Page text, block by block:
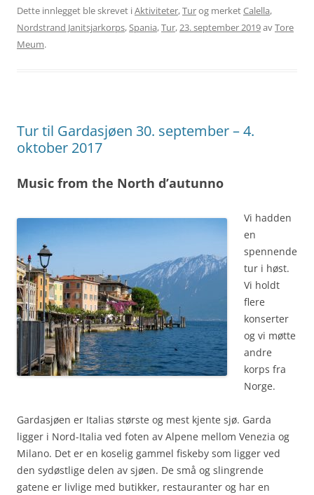
Dette innlegget ble skrevet iAktiviteter,Turog merketCalella,
Nordstrand Janitsjarkorps,Spania,Tur,23. september 2019avTore
Meum.
Tur til Gardasjøen 30. september – 4.
oktober 2017
Music from the North d’autunno
Vi hadden
en
spennende
tur i høst.
Vi holdt
flere
konserter
og vi møtte
andre
korps fra
Norge.
Gardasjøen er Italias største og mest kjente sjø. Garda
ligger i Nord-Italia ved foten av Alpene mellom Venezia og
Milano. Det er en koselig gammel fiskeby som ligger ved
den sydøstlige delen av sjøen. De små og slingrende
gatene er livlige med butikker, restauranter og har en